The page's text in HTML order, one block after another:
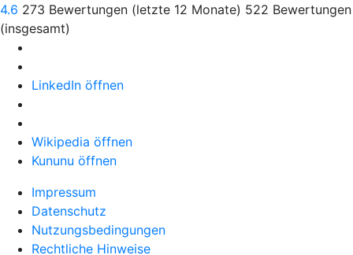
4.6 273 Bewertungen (letzte 12 Monate) 522 Bewertungen
(insgesamt)
LinkedIn öffnen
Wikipedia öffnen
Kununu öffnen
Impressum
Datenschutz
Nutzungsbedingungen
Rechtliche Hinweise